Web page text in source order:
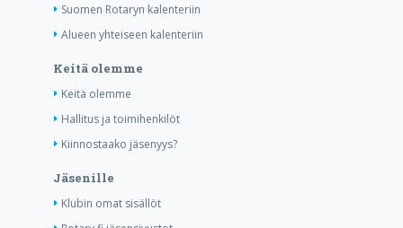
Suomen Rotaryn kalenteriin
Alueen yhteiseen kalenteriin
Keitä olemme
Keitä olemme
Hallitus ja toimihenkilöt
Kiinnostaako jäsenyys?
Jäsenille
Klubin omat sisällöt